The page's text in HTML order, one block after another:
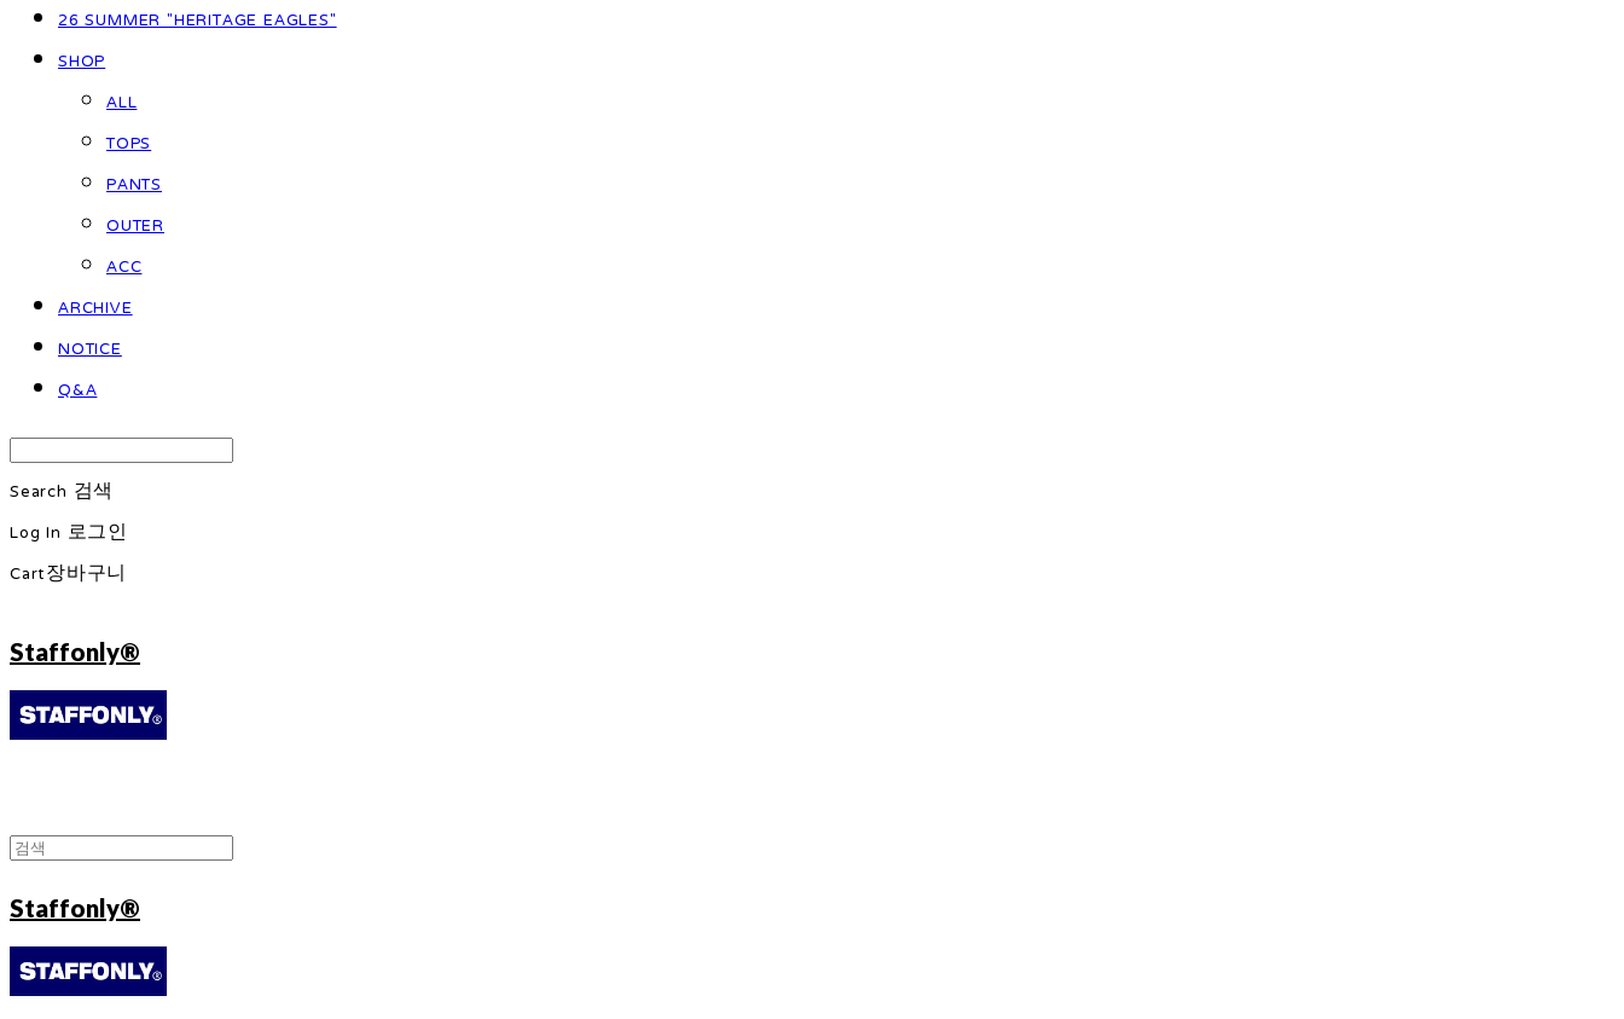
26 SUMMER "HERITAGE EAGLES"
SHOP
ALL
TOPS
PANTS
OUTER
ACC
ARCHIVE
NOTICE
Q&A
Search 검색
Log In 로그인
Cart장바구니
Staffonly®
Staffonly®